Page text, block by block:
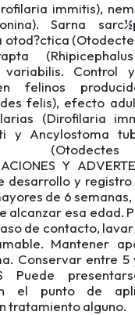
immitis),
Sarna
otod?ctica
variabilis. Control
felinos
felis), efecto
(Dirofilaria
y Ancylostoma
Y
desarrollo y
de 6
alcanzar esa edad.
de contacto,
Mantener
Conservar entre 5
Puede
el punto de
tratamiento alguno.